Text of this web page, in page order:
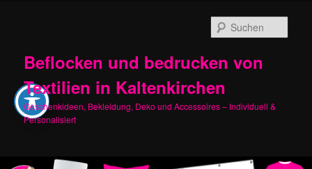
Beflocken und bedrucken von
Textilien in Kaltenkirchen
Geschenkideen, Bekleidung, Deko und Accessoires – Individuell &
Personalisiert